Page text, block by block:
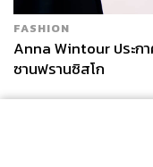
FASHION
Anna Wintour ประก
ซานฟรานซิสโก